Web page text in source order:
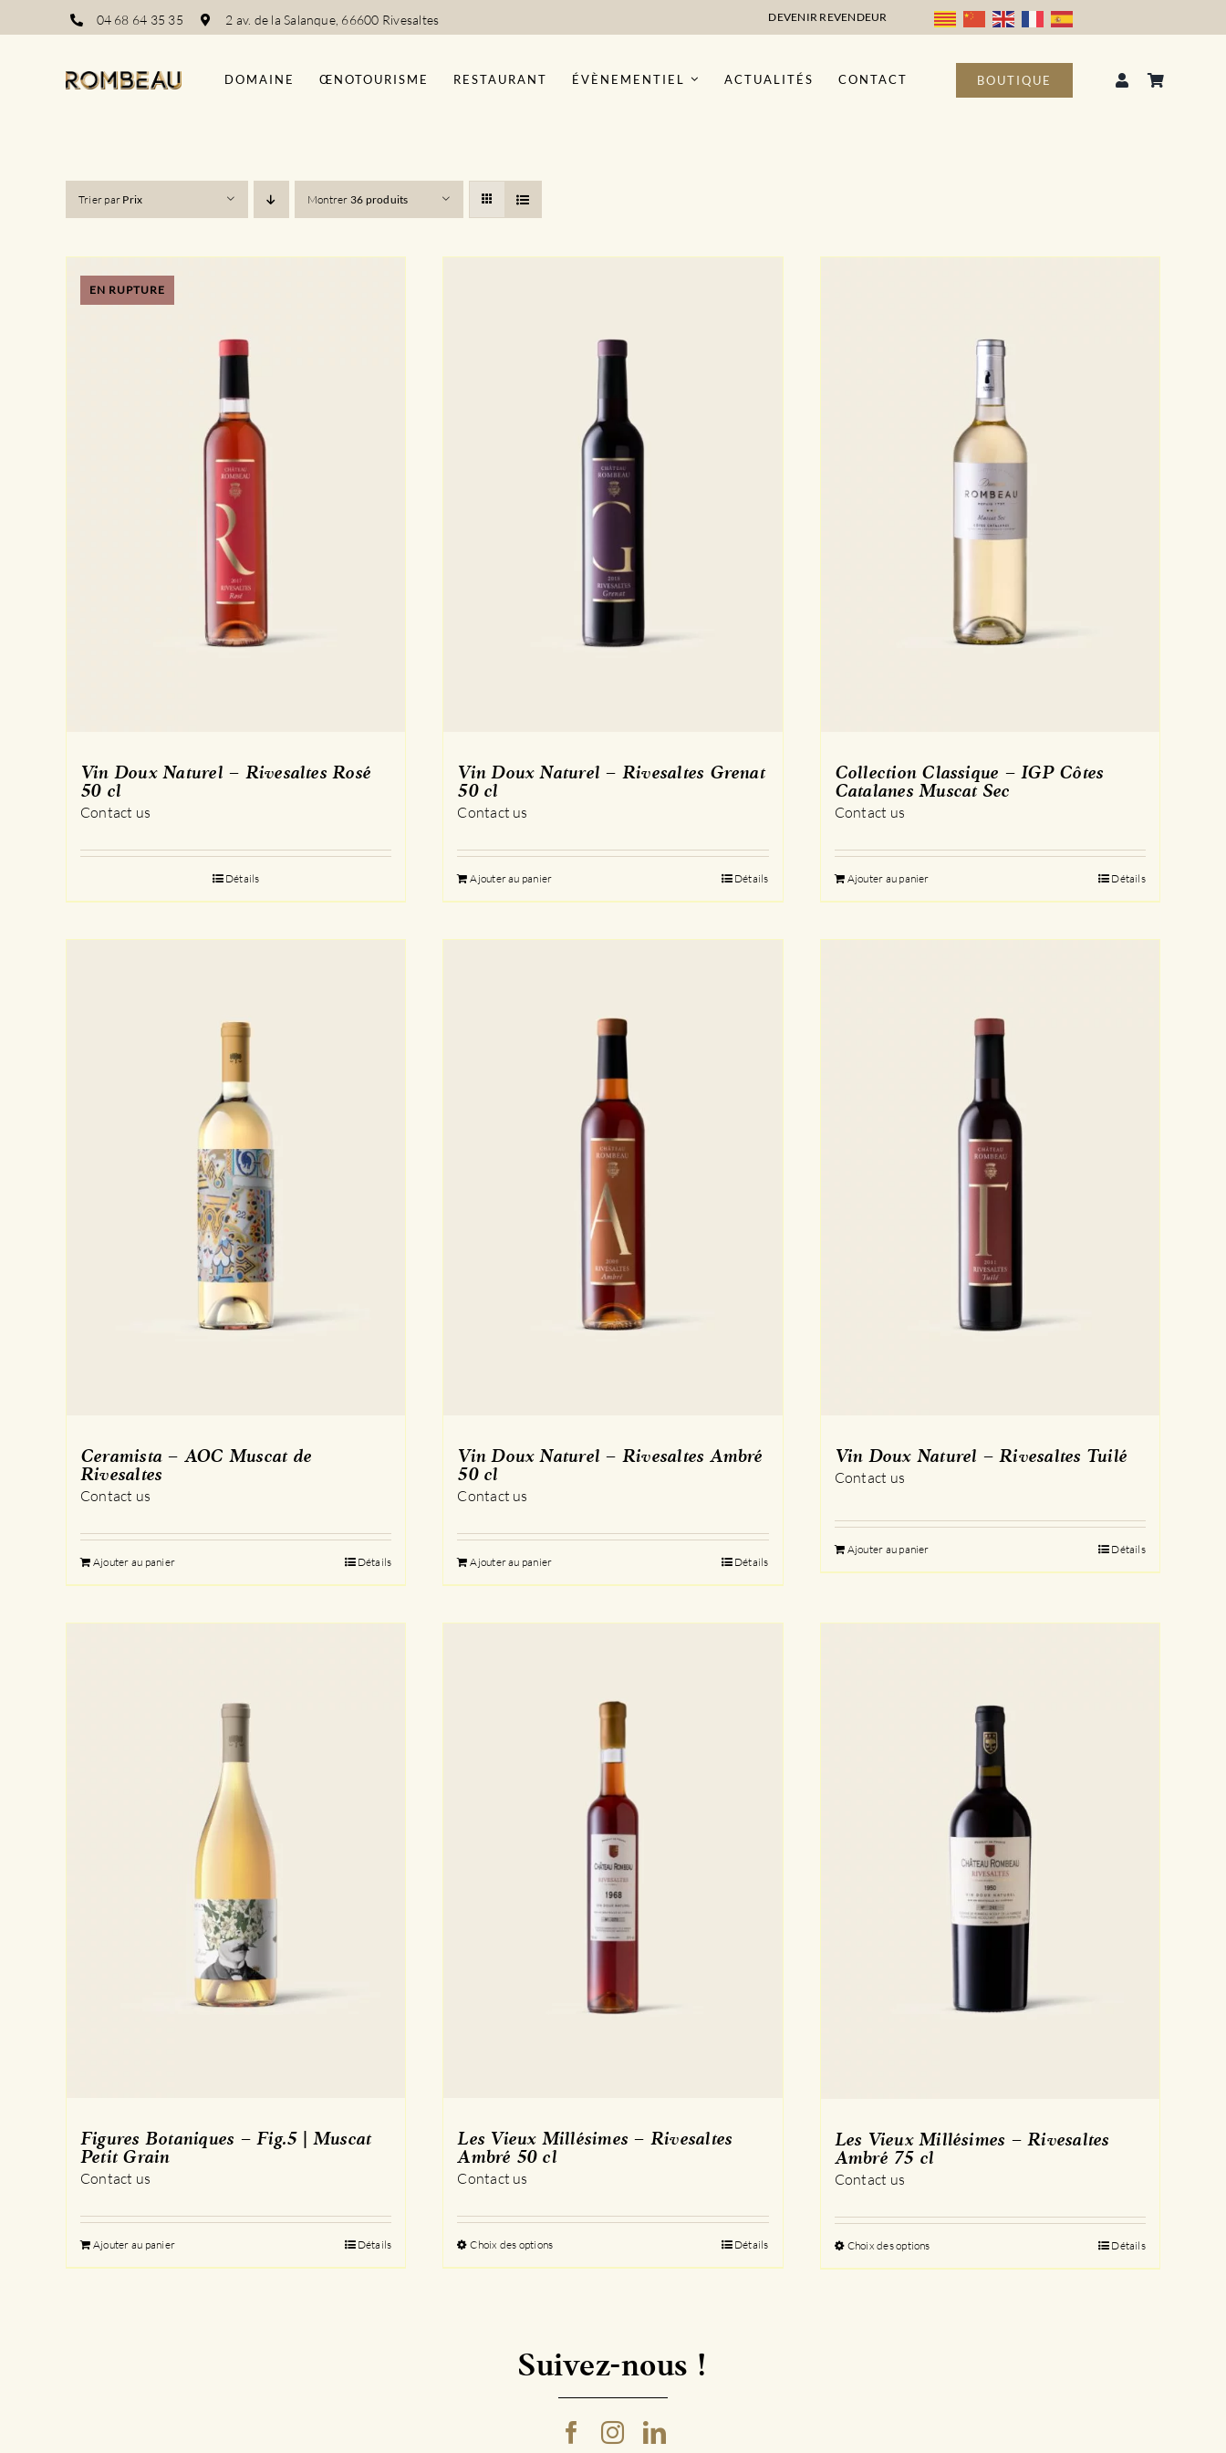
au
04 68 64 35 35 2 av. de la Salanque, 66600 Rivesaltes DEVENIR REVENDEUR
DOMAINE ŒNOTOURISME RESTAURANT ÉVÈNEMENTIEL ACTUALITÉS CONTACT BOUTIQUE
Trier par Prix Montrer 36 produits
EN RUPTURE
Vin Doux Naturel – Rivesaltes Rosé
50 cl
Contact us
Détails
Vin Doux Naturel – Rivesaltes Grenat
50 cl
Contact us
Ajouter au panier Détails
Collection Classique – IGP Côtes
Catalanes Muscat Sec
Contact us
Ajouter au panier Détails
Ceramista – AOC Muscat de
Rivesaltes
Contact us
Ajouter au panier Détails
Vin Doux Naturel – Rivesaltes Ambré
50 cl
Contact us
Ajouter au panier Détails
Vin Doux Naturel – Rivesaltes Tuilé
Contact us
Ajouter au panier Détails
Figures Botaniques – Fig.5 | Muscat
Petit Grain
Contact us
Ajouter au panier Détails
Les Vieux Millésimes – Rivesaltes
Ambré 50 cl
Contact us
Choix des optionsCe
produit
Les
options
peuvent
être
choisies
Détails
Les Vieux Millésimes – Rivesaltes
Ambré 75 cl
Contact us
Choix des optionsCe
produit
Détails
Suivez-nous !